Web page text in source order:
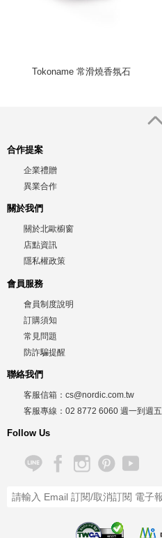
Tokoname 常滑燒香氛石
合作提案
企業禮贈
異業合作
關於我們
關於北歐櫥窗
店點資訊
隱私權政策
會員服務
會員制度說明
訂購須知
常見問題
防詐騙提醒
聯絡我們
客服信箱： cs@nordic.com.tw
客服專線： 02 8772 6060 週一到週五
Follow Us